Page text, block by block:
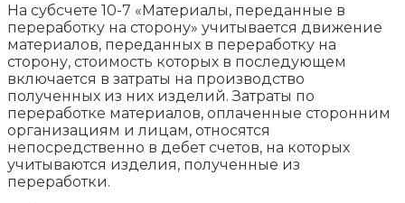
На субсчете 10-7 «Материалы, переданные в
переработку на сторону» учитывается движение
материалов, переданных в переработку на
сторону, стоимость которых в последующем
включается в затраты на производство
полученных из них изделий. Затраты по
переработке материалов, оплаченные сторонним
организациям и лицам, относятся
непосредственно в дебет счетов, на которых
учитываются изделия, полученные из
переработки.